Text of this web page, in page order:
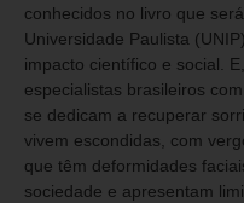
conhecidos no livro que
Universidade Paulista
impacto científico e social.
especialistas brasileiros
se dedicam a recuperar
vivem escondidas, com
que têm deformidades
sociedade e apresentam